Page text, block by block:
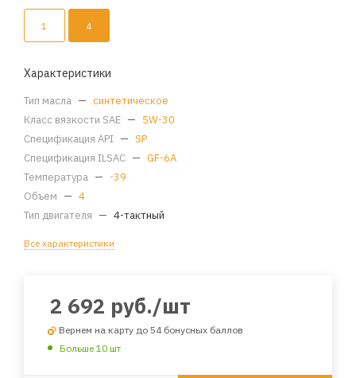
1 4
Характеристики
Тип масла — синтетическое
Класс вязкости SAE — 5W-30
Спецификация API — SP
Спецификация ILSAC — GF-6A
Температура — -39
Объем — 4
Тип двигателя — 4-тактный
Все характеристики
2 692 руб./шт
Вернем на карту до 54 бонусных баллов
Больше 10 шт